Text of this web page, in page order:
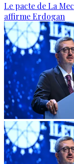
Le pacte de La
affirme Erdogan